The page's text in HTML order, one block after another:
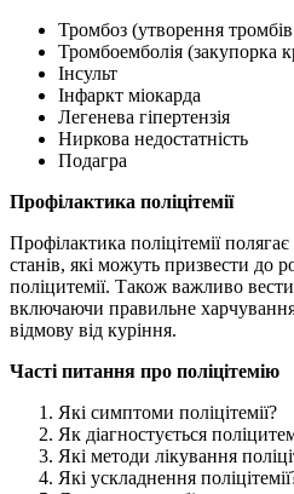
Тромбоз (утворення
Тромбоемболія (закупорка
Інсульт
Інфаркт міокарда
Легенева гіпертензія
Ниркова недостатність
Подагра
Профілактика поліцітемії
Профілактика поліцітемії
станів, які можуть призвести до
поліцитемії. Також важливо
включаючи правильне
відмову від куріння.
Часті питання про поліцітемію
Які симптоми поліцітемії?
Як діагностується
Які методи лікування
Які ускладнення